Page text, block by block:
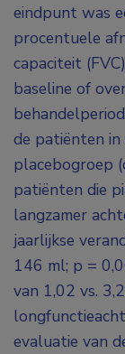
eindpunt was
procentuele
capaciteit
baseline of
de patiënten
placebogroep
patiënten die
langzamer
jaarlijkse
146 ml; p =
van 1,02 vs.
evaluatie van